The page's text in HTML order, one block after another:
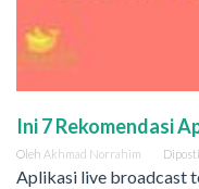
Ini 7 Rekomendasi
Oleh Akhmad Norrahim
Aplikasi live broadcast